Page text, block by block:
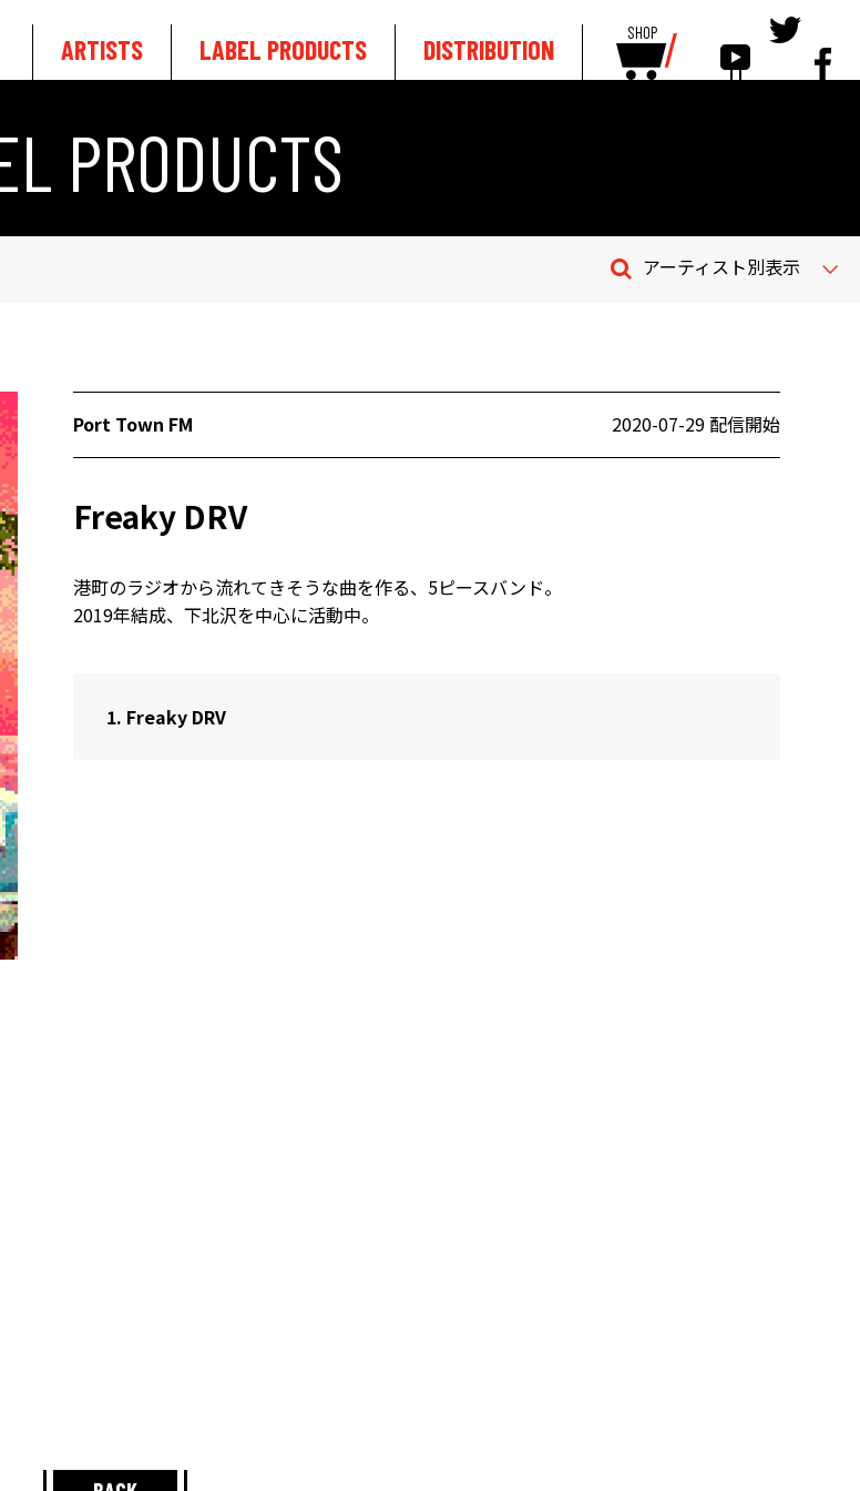
ARTISTS LABEL PRODUCTS DISTRIBUTION
SHOP
PRODUCTS
アーティスト別表示
Port Town FM 2020-07-29 配信開始
Freaky DRV
港町のラジオから流れてきそうな曲を作る、5ピースバンド。
2019年結成、下北沢を中心に活動中。
1. Freaky DRV